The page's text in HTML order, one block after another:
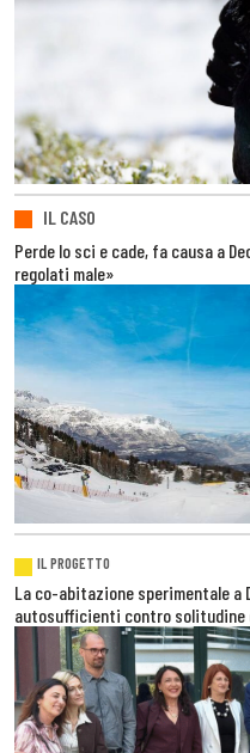
IL CASO
Perde lo sci e cade, fa causa a
regolati male»
IL PROGETTO
La co-abitazione sperimentale a
autosufficienti contro